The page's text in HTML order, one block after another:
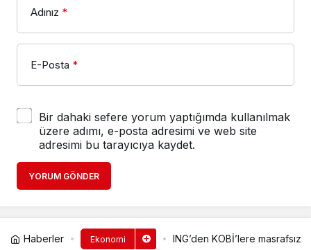
Adınız *
E-Posta *
Bir dahaki sefere yorum yaptığımda kullanılmak
üzere adımı, e-posta adresimi ve web site
adresimi bu tarayıcıya kaydet.
YORUM GÖNDER
Haberler Ekonomi ING’den KOBİ’lere masrafsız